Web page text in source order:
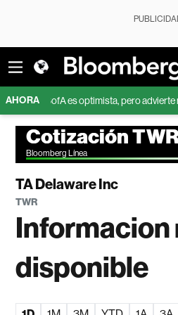
AHORA
BofA es optimista, pero advierte
Cotización TWR
Bloomberg Línea
TA Delaware Inc
TWR
Informacion
disponible